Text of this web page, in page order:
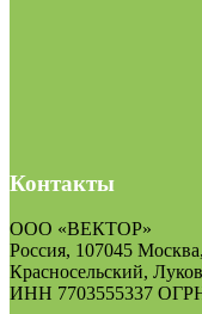
Контакты
ООО «ВЕКТОР»
Россия, 107045
Красносельский,
ИНН 7703555337